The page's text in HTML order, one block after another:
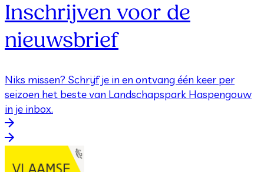
Inschrijven voor de
nieuwsbrief
Niks missen? Schrijf je in en ontvang één keer per
seizoen het beste van Landschapspark Haspengouw
in je inbox.